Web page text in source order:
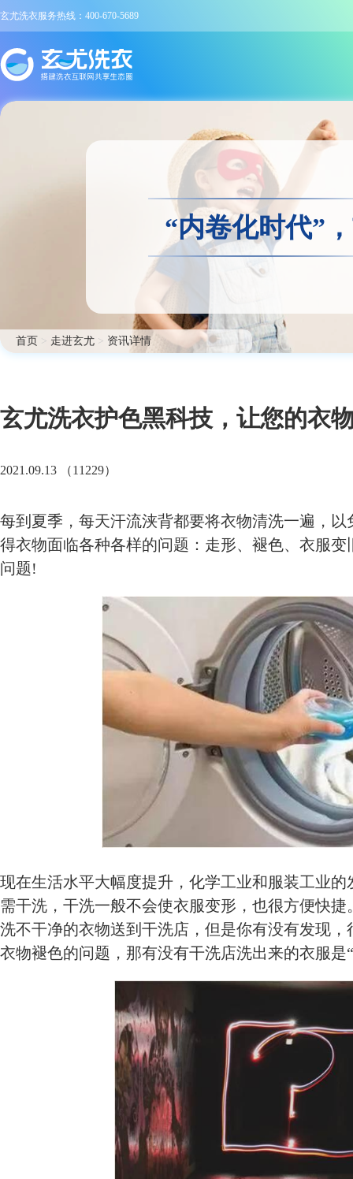
玄尤洗衣服务热线：400-670-5689
“内卷化时代”
首页 > 走进玄尤 > 资讯详情
玄尤洗衣护色黑科技，让您的衣
2021.09.13 （11229）
每到夏季，每天汗流浃背都要将衣物清洗一遍，
得衣物面临各种各样的问题：走形、褪色、衣服
问题!
现在生活水平大幅度提升，化学工业和服装工业
需干洗，干洗一般不会使衣服变形，也很方便快
洗不干净的衣物送到干洗店，但是你有没有发现
衣物褪色的问题，那有没有干洗店洗出来的衣服是